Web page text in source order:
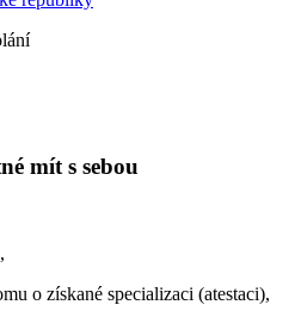
mít s sebou
o získané specializaci (atestaci),